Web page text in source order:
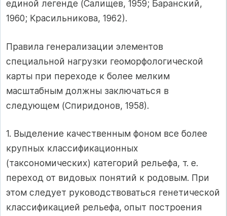
единой легенде (Салищев, 1959; Баранский,
1960; Красильникова, 1962).
Правила генерализации элементов
специальной нагрузки геоморфологической
карты при переходе к более мелким
масштабным должны заключаться в
следующем (Спиридонов, 1958).
1. Выделение качественным фоном все более
крупных классификационных
(таксономических) категорий рельефа, т. е.
переход от видовых понятий к родовым. При
этом следует руководствоваться генетической
классификацией рельефа, опыт построения